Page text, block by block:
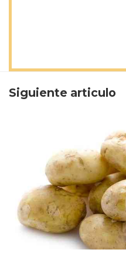
Siguiente articulo